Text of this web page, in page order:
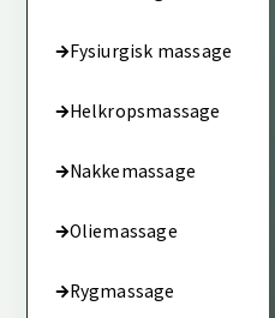
Fysiurgisk massage
Helkropsmassage
Nakkemassage
Oliemassage
Rygmassage